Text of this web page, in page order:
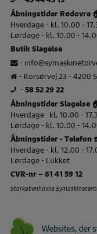
Åbningstider Rødovre
Hverdage - kl. 10.00 -
Lørdage - kl. 10.00 -
Butik Slagelse
-
- Korsørvej 23 - 4200
- 58 52 29 22
Åbningstider Slagelse
Hverdage kl. 10.00 -
Lørdage - kl. 10.00 -
Åbningstider - Telefon
Hverdage - kl. 12.00 -
Lørdage - Lukket
CVR-nr – 61 41 59 12
Storkøbenhavns